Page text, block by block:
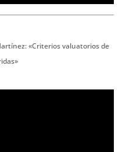
«Criterios valuatorios de